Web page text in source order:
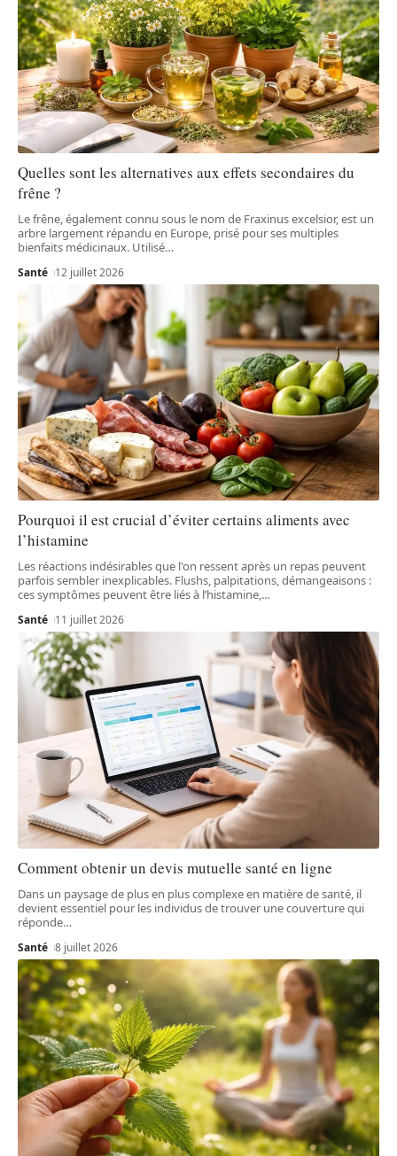
Quelles sont les alternatives aux effets secondaires du
frêne ?
Le frêne, également connu sous le nom de Fraxinus excelsior, est un
arbre largement répandu en Europe, prisé pour ses multiples
bienfaits médicinaux. Utilisé…
Santé 12 juillet 2026
Pourquoi il est crucial d’éviter certains aliments avec
l’histamine
Les réactions indésirables que l'on ressent après un repas peuvent
parfois sembler inexplicables. Flushs, palpitations, démangeaisons :
ces symptômes peuvent être liés à l’histamine,…
Santé 11 juillet 2026
Comment obtenir un devis mutuelle santé en ligne
Dans un paysage de plus en plus complexe en matière de santé, il
devient essentiel pour les individus de trouver une couverture qui
réponde…
Santé 8 juillet 2026